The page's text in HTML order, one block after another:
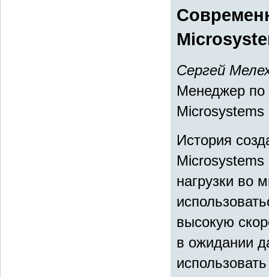
Сергей
Менеджер по
Microsystems
История
Microsystems
нагрузки во
высокую
в ожидании